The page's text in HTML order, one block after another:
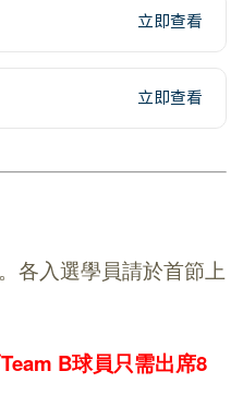
立即查看
立即查看
各入選學員請於首節上
B球員只需出席8